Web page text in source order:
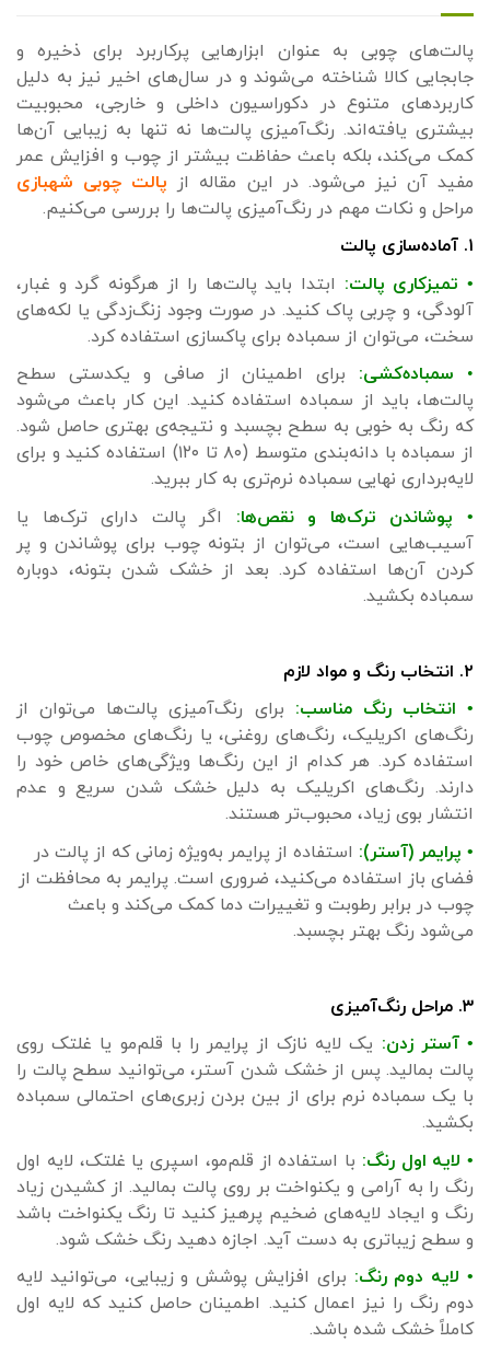
پالت‌های چوبی به عنوان ابزارهایی پرکاربرد برای ذخیره و
جابجایی کالا شناخته می‌شوند و در سال‌های اخیر نیز به دلیل
کاربردهای متنوع در دکوراسیون داخلی و خارجی، محبوبیت
بیشتری یافته‌اند. رنگ‌آمیزی پالت‌ها نه تنها به زیبایی آن‌ها
کمک می‌کند، بلکه باعث حفاظت بیشتر از چوب و افزایش عمر
مفید آن نیز می‌شود. در این مقاله از پالت چوبی شهبازی
مراحل و نکات مهم در رنگ‌آمیزی پالت‌ها را بررسی می‌کنیم.
۱. آماده‌سازی پالت
• تمیزکاری پالت: ابتدا باید پالت‌ها را از هرگونه گرد و غبار،
آلودگی، و چربی پاک کنید. در صورت وجود زنگ‌زدگی یا لکه‌های
سخت، می‌توان از سمباده برای پاکسازی استفاده کرد.
• سمباده‌کشی: برای اطمینان از صافی و یکدستی سطح
پالت‌ها، باید از سمباده استفاده کنید. این کار باعث می‌شود
که رنگ به خوبی به سطح بچسبد و نتیجه‌ی بهتری حاصل شود.
از سمباده با دانه‌بندی متوسط (۸۰ تا ۱۲۰) استفاده کنید و برای
لایه‌برداری نهایی سمباده نرم‌تری به کار ببرید.
• پوشاندن ترک‌ها و نقص‌ها: اگر پالت دارای ترک‌ها یا
آسیب‌هایی است، می‌توان از بتونه چوب برای پوشاندن و پر
کردن آن‌ها استفاده کرد. بعد از خشک شدن بتونه، دوباره
سمباده بکشید.
۲. انتخاب رنگ و مواد لازم
• انتخاب رنگ مناسب: برای رنگ‌آمیزی پالت‌ها می‌توان از
رنگ‌های اکریلیک، رنگ‌های روغنی، یا رنگ‌های مخصوص چوب
استفاده کرد. هر کدام از این رنگ‌ها ویژگی‌های خاص خود را
دارند. رنگ‌های اکریلیک به دلیل خشک شدن سریع و عدم
انتشار بوی زیاد، محبوب‌تر هستند.
• پرایمر (آستر): استفاده از پرایمر به‌ویژه زمانی که از پالت در
فضای باز استفاده می‌کنید، ضروری است. پرایمر به محافظت از
چوب در برابر رطوبت و تغییرات دما کمک می‌کند و باعث
می‌شود رنگ بهتر بچسبد.
۳. مراحل رنگ‌آمیزی
• آستر زدن: یک لایه نازک از پرایمر را با قلم‌مو یا غلتک روی
پالت بمالید. پس از خشک شدن آستر، می‌توانید سطح پالت را
با یک سمباده نرم برای از بین بردن زبری‌های احتمالی سمباده
بکشید.
• لایه اول رنگ: با استفاده از قلم‌مو، اسپری یا غلتک، لایه اول
رنگ را به آرامی و یکنواخت بر روی پالت بمالید. از کشیدن زیاد
رنگ و ایجاد لایه‌های ضخیم پرهیز کنید تا رنگ یکنواخت باشد
و سطح زیباتری به دست آید. اجازه دهید رنگ خشک شود.
• لایه دوم رنگ: برای افزایش پوشش و زیبایی، می‌توانید لایه
دوم رنگ را نیز اعمال کنید. اطمینان حاصل کنید که لایه اول
کاملاً خشک شده باشد.